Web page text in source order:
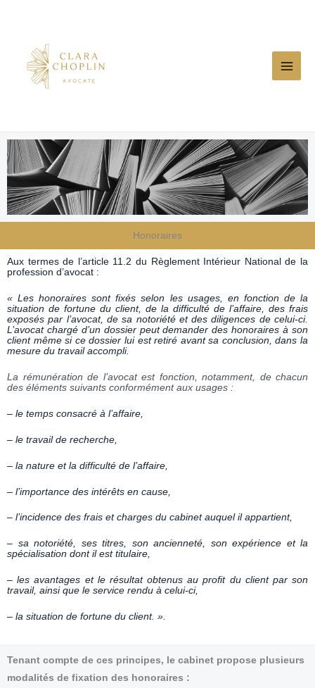
Honoraires
Aux termes de l’article 11.2 du Règlement Intérieur National de la
profession d’avocat :
« Les honoraires sont fixés selon les usages, en fonction de la
situation de fortune du client, de la difficulté de l’affaire, des frais
exposés par l’avocat, de sa notoriété et des diligences de celui-ci.
L’avocat chargé d’un dossier peut demander des honoraires à son
client même si ce dossier lui est retiré avant sa conclusion, dans la
mesure du travail accompli.
La rémunération de l’avocat est fonction, notamment, de chacun
des éléments suivants conformément aux usages :
– le temps consacré à l’affaire,
– le travail de recherche,
– la nature et la difficulté de l’affaire,
– l’importance des intérêts en cause,
– l’incidence des frais et charges du cabinet auquel il appartient,
– sa notoriété, ses titres, son ancienneté, son expérience et la
spécialisation dont il est titulaire,
– les avantages et le résultat obtenus au profit du client par son
travail, ainsi que le service rendu à celui-ci,
– la situation de fortune du client. ».
Tenant compte de ces principes, le cabinet propose plusieurs
modalités de fixation des honoraires :